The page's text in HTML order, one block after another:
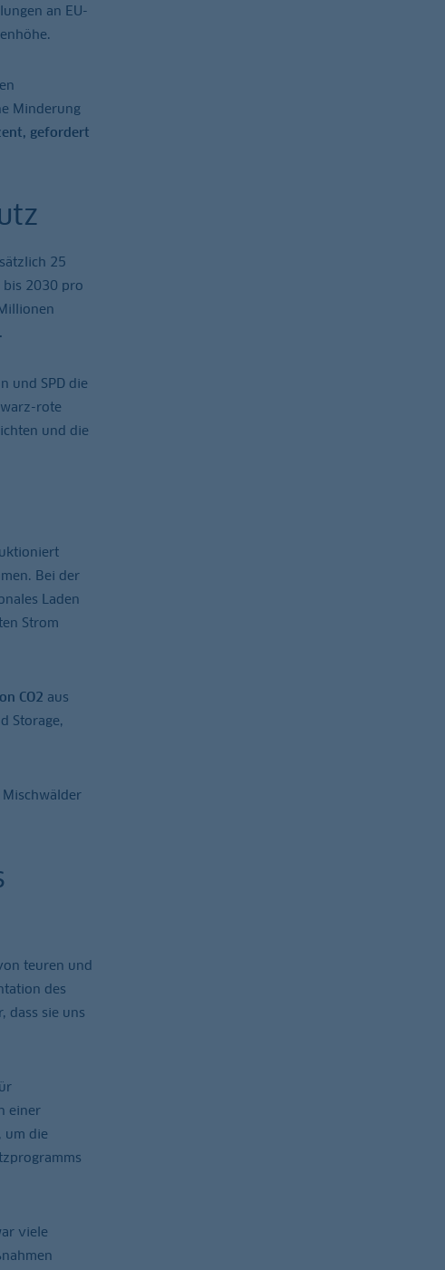
an EU-
Minderung
gefordert
25
bis 2030 pro
und SPD die
rote
und die
Bei der
Laden
Strom
CO2 aus
Storage,
teuren und
des
dass sie uns
einer
um die
viele